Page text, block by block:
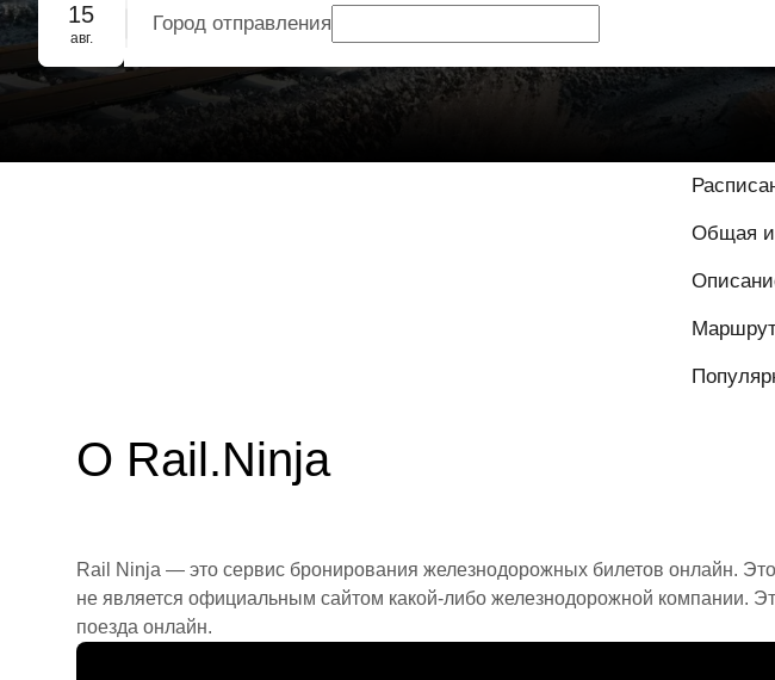
Групповое бронирование
15
авг.
Город отправления
Общая
О Rail.Ninja
Rail Ninja — это сервис бронирования железнодорожных билетов онлайн.
не является официальным сайтом какой-либо железнодорожной компании.
поезда онлайн.